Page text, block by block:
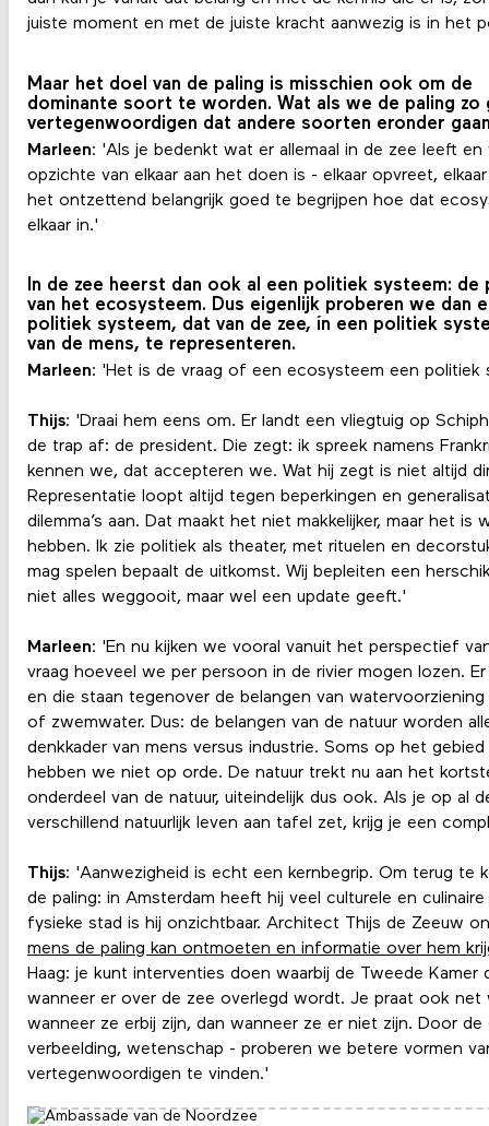
juiste moment en met de juiste kracht aanwezig is in het
Maar het doel van de paling is misschien ook om de
dominante soort te worden. Wat als we de paling zo
vertegenwoordigen dat andere soorten eronder
Marleen: 'Als je bedenkt wat er allemaal in de zee leeft
opzichte van elkaar aan het doen is - elkaar opvreet,
het ontzettend belangrijk goed te begrijpen hoe dat
elkaar in.'
In de zee heerst dan ook al een politiek systeem: de
van het ecosysteem. Dus eigenlijk proberen we dan
politiek systeem, dat van de zee, ín een politiek
van de mens, te representeren.
Marleen: 'Het is de vraag of een ecosysteem een politiek
Thijs: 'Draai hem eens om. Er landt een vliegtuig op
de trap af: de president. Die zegt: ik spreek namens
kennen we, dat accepteren we. Wat hij zegt is niet altijd
Representatie loopt altijd tegen beperkingen en
dilemma’s aan. Dat maakt het niet makkelijker, maar het
hebben. Ik zie politiek als theater, met rituelen en
mag spelen bepaalt de uitkomst. Wij bepleiten een
niet alles weggooit, maar wel een update geeft.'
Marleen: 'En nu kijken we vooral vanuit het perspectief
vraag hoeveel we per persoon in de rivier mogen lozen.
en die staan tegenover de belangen van
of zwemwater. Dus: de belangen van de natuur worden
denkkader van mens versus industrie. Soms op het
hebben we niet op orde. De natuur trekt nu aan het
onderdeel van de natuur, uiteindelijk dus ook. Als je op al
verschillend natuurlijk leven aan tafel zet, krijg je een
Thijs: 'Aanwezigheid is echt een kernbegrip. Om terug te
de paling: in Amsterdam heeft hij veel culturele en
fysieke stad is hij onzichtbaar. Architect Thijs de Zeeuw
mens de paling kan ontmoeten en informatie over hem
Haag: je kunt interventies doen waarbij de Tweede
wanneer er over de zee overlegd wordt. Je praat ook net
wanneer ze erbij zijn, dan wanneer ze er niet zijn. Door
verbeelding, wetenschap - proberen we betere vormen
vertegenwoordigen te vinden.'